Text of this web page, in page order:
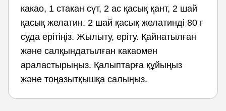
какао, 1 стакан сүт, 2 ас қасық қант, 2 шай
қасық желатин. 2 шай қасық желатинді 80 г
суда ерітіңіз. Жылыту, еріту. Қайнатылған
және салқындатылған какаомен
араластырыңыз. Қалыптарға құйыңыз
және тоңазытқышқа салыңыз.